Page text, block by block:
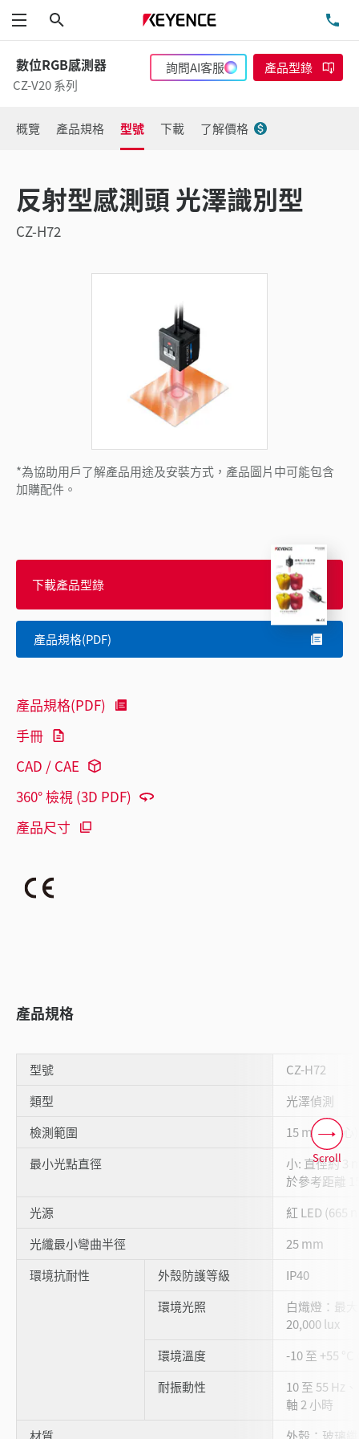
功能表
數位RGB感測器
CZ-V20 系列
詢問AI客服 產品型錄
概覽 產品規格 型號 下載 了解價格
反射型感測頭 光澤識別型
CZ-H72
*為協助用戶了解產品用途及安裝方式，產品圖片中可能包含
加購配件。
下載產品型錄
產品規格(PDF)
產品規格(PDF)
手冊
CAD / CAE
360° 檢視 (3D PDF)
產品尺寸
產品規格
型號
CZ-H72
類型
光澤偵測
檢測範圍
15 mm (中
最小光點直徑
小: 直徑約 3
於參考距離
光源
紅 LED (665
光纖最小彎曲半徑
25 mm
環境抗耐性
外殼防護等級
IP40
環境光照
白熾燈：最
20,000 lux
環境溫度
-10 至 +55
耐振動性
10 至 55 Hz
軸 2 小時
材質
外殼：玻璃
Scroll